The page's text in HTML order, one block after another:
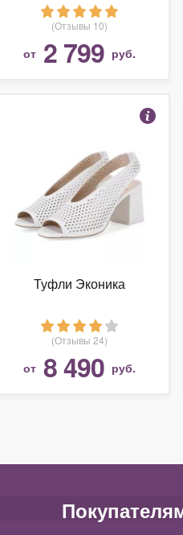
(Отзывы 10)
от 2 799 руб.
Туфли Эконика
(Отзывы 24)
от 8 490 руб.